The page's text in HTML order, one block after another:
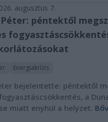
augusztus 7.
péntektől
Energiakrízis
bejelentette: péntektől
a
miatt enyhül a helyzet.